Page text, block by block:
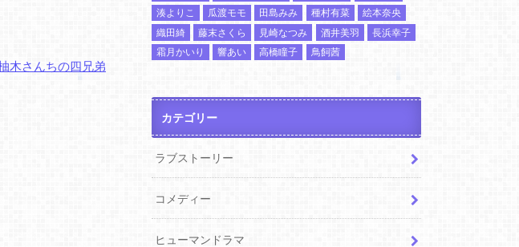
湊よりこ
瓜渡モモ 田島みみ 種村有菜
絵本奈央
織田綺
藤末さくら 見崎なつみ 酒井美羽
長浜幸子
霜月かいり
響あい 高橋瞳子 鳥飼茜
カテゴリー
ラブストーリー
コメディー
ヒューマンドラマ